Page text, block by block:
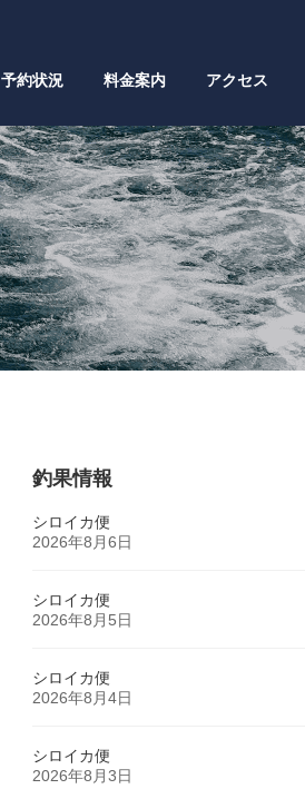
予約状況 料金案内 アクセス
釣果情報
シロイカ便
2026年8月6日
シロイカ便
2026年8月5日
シロイカ便
2026年8月4日
シロイカ便
2026年8月3日